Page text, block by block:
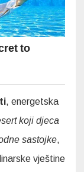
, energetska
koji djeca
sastojke,
vještine